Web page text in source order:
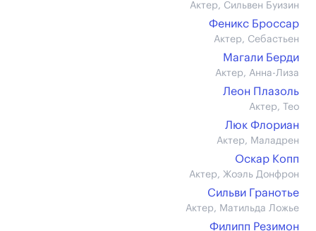
Актер, Сильвен Буизин
Феникс Броссар
Актер, Себастьен
Магали Берди
Актер, Анна-Лиза
Леон Плазоль
Актер, Тео
Люк Флориан
Актер, Маладрен
Оскар Копп
Актер, Жоэль Донфрон
Сильви Гранотье
Актер, Матильда Ложье
Филипп Резимон